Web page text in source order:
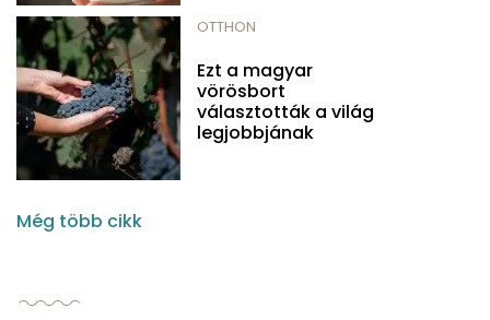
OTTHON
Ezt a magyar
vörösbort
választották a világ
legjobbjának
Még több cikk